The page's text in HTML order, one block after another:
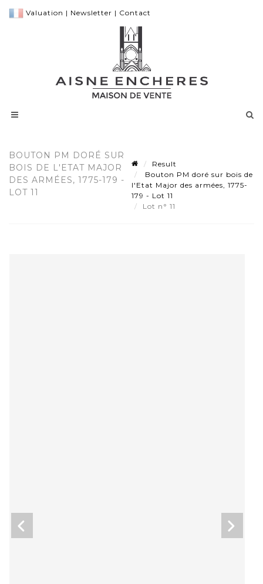
Valuation | Newsletter | Contact
BOUTON PM DORÉ SUR
BOIS DE L'ETAT MAJOR
DES ARMÉES, 1775-179 -
LOT 11
Result
Bouton PM doré sur bois de
l'Etat Major des armées, 1775-
179 - Lot 11
Lot n° 11